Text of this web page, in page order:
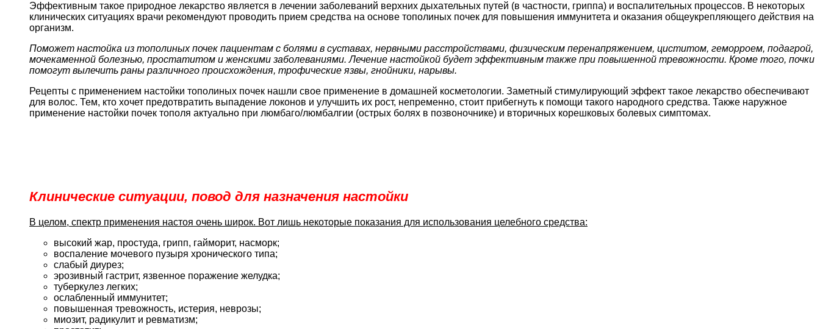
Эффективным такое природное лекарство является в лечении заболеваний верхних дыхательных путей (в частности, гриппа) и воспалительных процессов. В некоторых
клинических ситуациях врачи рекомендуют проводить прием средства на основе тополиных почек для повышения иммунитета и оказания общеукрепляющего действия на
организм.
Поможет настойка из тополиных почек пациентам с болями в суставах, нервными расстройствами, физическим перенапряжением, циститом, геморроем, подагрой,
мочекаменной болезнью, простатитом и женскими заболеваниями. Лечение настойкой будет эффективным также при повышенной тревожности. Кроме того, почки
помогут вылечить раны различного происхождения, трофические язвы, гнойники, нарывы.
Рецепты с применением настойки тополиных почек нашли свое применение в домашней косметологии. Заметный стимулирующий эффект такое лекарство обеспечивают
для волос. Тем, кто хочет предотвратить выпадение локонов и улучшить их рост, непременно, стоит прибегнуть к помощи такого народного средства. Также наружное
применение настойки почек тополя актуально при люмбаго/люмбалгии (острых болях в позвоночнике) и вторичных корешковых болевых симптомах.
Клинические ситуации, повод для назначения настойки
В целом, спектр применения настоя очень широк. Вот лишь некоторые показания для использования целебного средства:
высокий жар, простуда, грипп, гайморит, насморк;
воспаление мочевого пузыря хронического типа;
слабый диурез;
эрозивный гастрит, язвенное поражение желудка;
туберкулез легких;
ослабленный иммунитет;
повышенная тревожность, истерия, неврозы;
миозит, радикулит и ревматизм;